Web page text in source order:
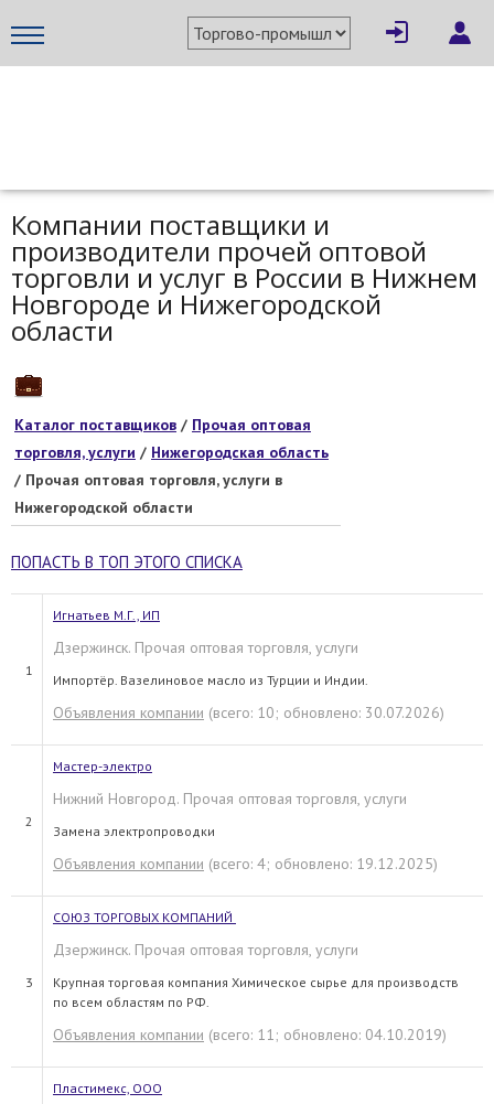
Компании поставщики и
производители прочей оптовой
торговли и услуг в России в Нижнем
Новгороде и Нижегородской
области
Каталог поставщиков / Прочая оптовая
торговля, услуги / Нижегородская область
/ Прочая оптовая торговля, услуги в
Нижегородской области
ПОПАСТЬ В ТОП ЭТОГО СПИСКА
1
Игнатьев М.Г., ИП
Дзержинск. Прочая оптовая торговля, услуги
Импортёр. Вазелиновое масло из Турции и Индии.
Объявления компании (всего: 10; обновлено: 30.07.2026)
2
Мастер-электро
Нижний Новгород. Прочая оптовая торговля, услуги
Замена электропроводки
Объявления компании (всего: 4; обновлено: 19.12.2025)
3
СОЮЗ ТОРГОВЫХ КОМПАНИЙ
Дзержинск. Прочая оптовая торговля, услуги
Крупная торговая компания Химическое сырье для производств
по всем областям по РФ.
Объявления компании (всего: 11; обновлено: 04.10.2019)
Пластимекс, ООО